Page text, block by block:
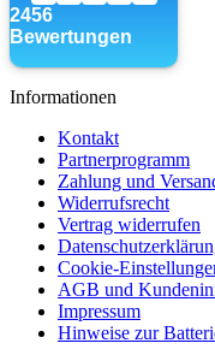
Informationen
Kontakt
Partnerprogramm
Zahlung und
Widerrufsrecht
Vertrag widerrufen
Cookie-
AGB und
Impressum
Hinweise zur